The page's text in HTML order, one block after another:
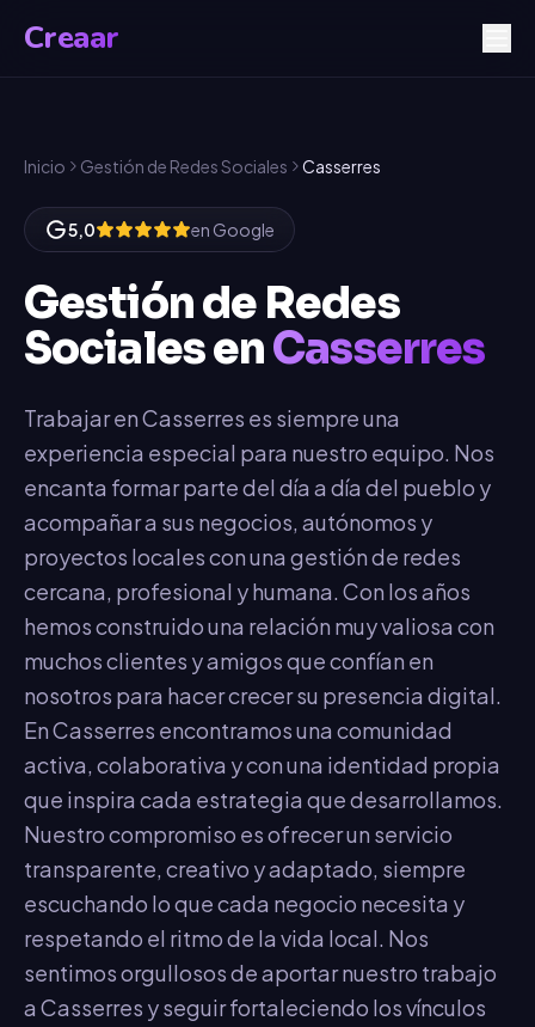
Creaar
Inicio Gestión de Redes Sociales Casserres
5,0 en Google
Gestión de Redes
SocialesenCasserres
Trabajar en Casserres es siempre una
experiencia especial para nuestro equipo. Nos
encanta formar parte del día a día del pueblo y
acompañar a sus negocios, autónomos y
proyectos locales con una gestión de redes
cercana, profesional y humana. Con los años
hemos construido una relación muy valiosa con
muchos clientes y amigos que confían en
nosotros para hacer crecer su presencia digital.
En Casserres encontramos una comunidad
activa, colaborativa y con una identidad propia
que inspira cada estrategia que desarrollamos.
Nuestro compromiso es ofrecer un servicio
transparente, creativo y adaptado, siempre
escuchando lo que cada negocio necesita y
respetando el ritmo de la vida local. Nos
sentimos orgullosos de aportar nuestro trabajo
a Casserres y seguir fortaleciendo los vínculos